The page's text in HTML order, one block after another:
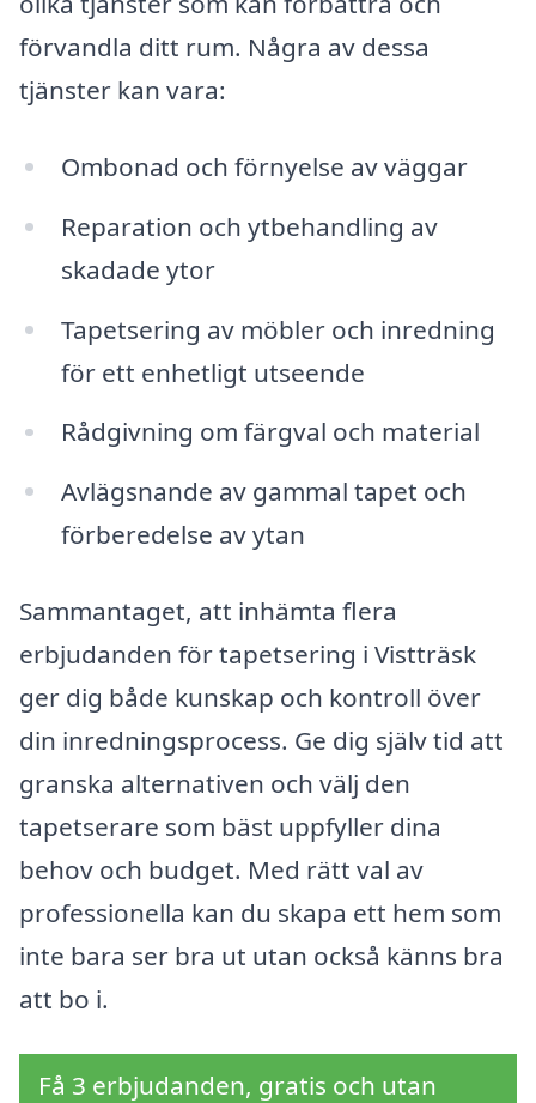
förvandla ditt rum. Några av dessa
tjänster kan vara:
Ombonad och förnyelse av väggar
Reparation och ytbehandling av
skadade ytor
Tapetsering av möbler och inredning
för ett enhetligt utseende
Rådgivning om färgval och material
Avlägsnande av gammal tapet och
förberedelse av ytan
Sammantaget, att inhämta flera
erbjudanden för tapetsering i Vistträsk
ger dig både kunskap och kontroll över
din inredningsprocess. Ge dig själv tid att
granska alternativen och välj den
tapetserare som bäst uppfyller dina
behov och budget. Med rätt val av
professionella kan du skapa ett hem som
inte bara ser bra ut utan också känns bra
att bo i.
Få 3 erbjudanden, gratis och utan